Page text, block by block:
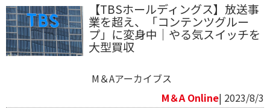
【TBSホールディングス】放送事
業を超え、「コンテンツグルー
プ」に変身中｜やる気スイッチを
大型買収
M＆Aアーカイブス
M＆A Online| 2023/8/3